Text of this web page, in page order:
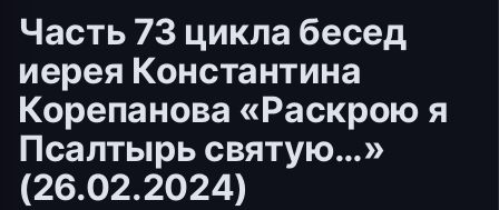
Часть 73 цикла бесед
иерея Константина
Корепанова «Раскрою я
Псалтырь святую…»
(26.02.2024)